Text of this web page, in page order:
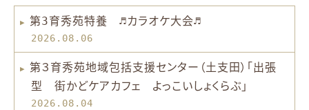
第3育秀苑特養 ♬カラオケ大会♬
2026.08.06
第３育秀苑地域包括支援センター（土支田）「出張
型 街かどケアカフェ よっこいしょくらぶ」
2026.08.04